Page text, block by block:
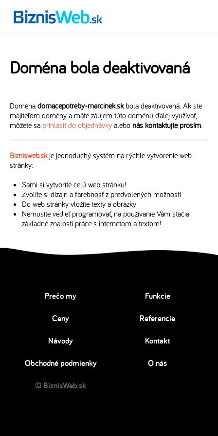
Doména bola deaktivovaná
Doména domacepotreby-marcinek.skbola deaktivovaná. Ak ste
majiteľom domény a máte záujem túto doménu ďalej využívať,
môžete sa prihlásiť do objednávky alebo nás kontaktujte prosím.
Biznisweb.skje jednoduchý systém na rýchle vytvorenie web
stránky:
Sami si vytvoríte celú web stránku!
Zvolíte si dizajn a farebnosť z predvolených možností
Do web stránky vložíte texty a obrázky
Nemusíte vedieť programovať, na používanie Vám stačia
základné znalosti práce s internetom a textom!
Prečo my Funkcie
Ceny Referencie
Návody Kontakt
Obchodné podmienky O nás
© BiznisWeb.sk